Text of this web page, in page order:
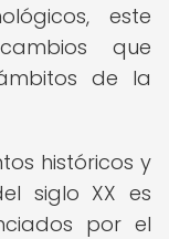
este
que
de la
históricos y
siglo XX es
por el